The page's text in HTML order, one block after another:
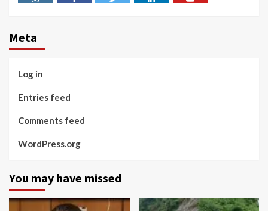
Meta
Log in
Entries feed
Comments feed
WordPress.org
You may have missed